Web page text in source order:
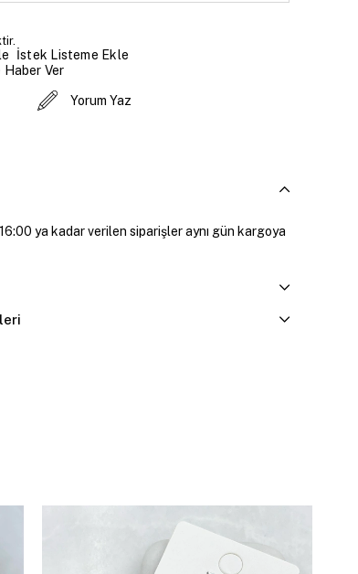
İstek Listeme Ekle
Haber Ver
Yorum Yaz
ya kadar verilen siparişler aynı gün kargoya